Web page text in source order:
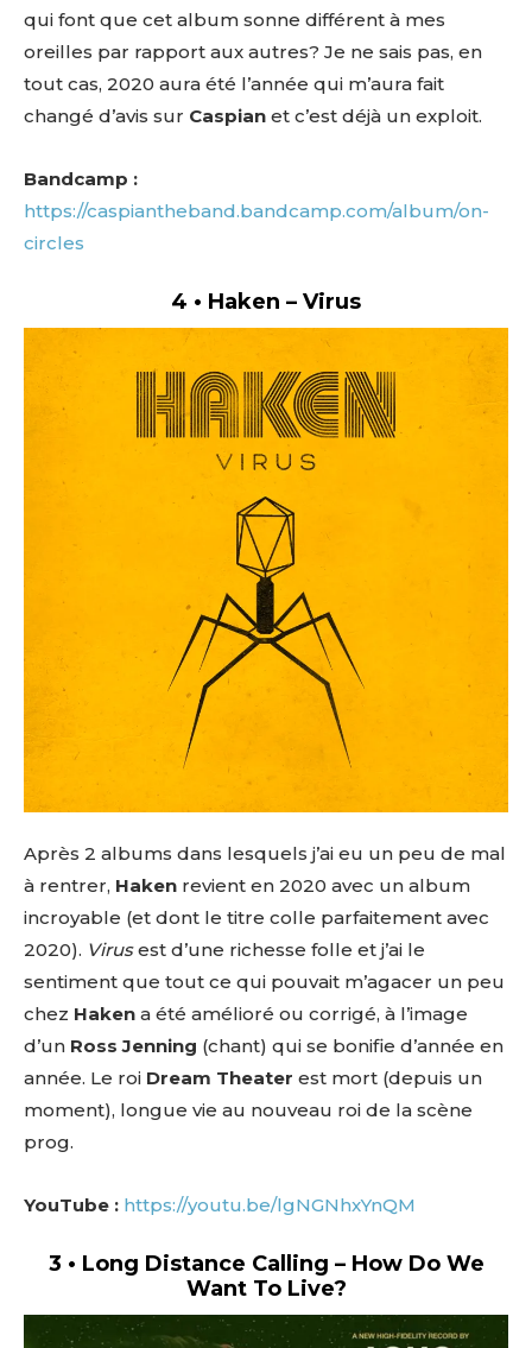
qui font que cet album sonne différent à mes
oreilles par rapport aux autres? Je ne sais pas, en
tout cas, 2020 aura été l’année qui m’aura fait
changé d’avis sur Caspian et c’est déjà un exploit.
Bandcamp :
https://caspiantheband.bandcamp.com/album/on-
circles
4 • Haken – Virus
Après 2 albums dans lesquels j’ai eu un peu de mal
à rentrer, Haken revient en 2020 avec un album
incroyable (et dont le titre colle parfaitement avec
2020). Virusest d’une richesse folle et j’ai le
sentiment que tout ce qui pouvait m’agacer un peu
chez Haken a été amélioré ou corrigé, à l’image
d’un Ross Jenning (chant) qui se bonifie d’année en
année. Le roi Dream Theater est mort (depuis un
moment), longue vie au nouveau roi de la scène
prog.
YouTube : https://youtu.be/lgNGNhxYnQM
3 • Long Distance Calling – How Do We
Want To Live?